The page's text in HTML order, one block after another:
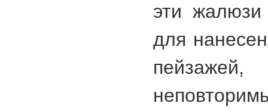
эти жалюзи
для